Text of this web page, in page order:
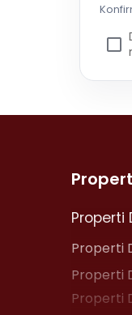
Properti
Properti
Properti
Properti